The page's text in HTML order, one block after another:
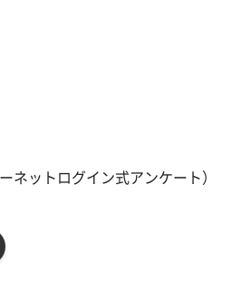
ネットログイン式アンケート）